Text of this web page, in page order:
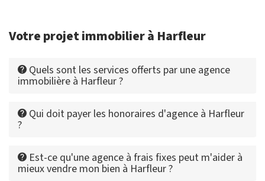
Votre projet immobilier à Harfleur
Quels sont les services offerts par une agence
immobilière à Harfleur ?
Qui doit payer les honoraires d'agence à Harfleur
?
Est-ce qu'une agence à frais fixes peut m'aider à
mieux vendre mon bien à Harfleur ?